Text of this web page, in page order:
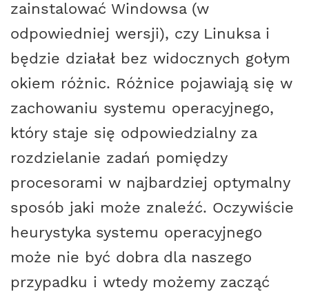
zainstalować Windowsa (w
odpowiedniej wersji), czy Linuksa i
będzie działał bez widocznych gołym
okiem różnic. Różnice pojawiają się w
zachowaniu systemu operacyjnego,
który staje się odpowiedzialny za
rozdzielanie zadań pomiędzy
procesorami w najbardziej optymalny
sposób jaki może znaleźć. Oczywiście
heurystyka systemu operacyjnego
może nie być dobra dla naszego
przypadku i wtedy możemy zacząć